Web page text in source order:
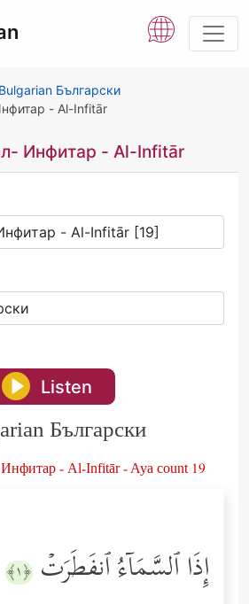
Bulgarian Български
- Al-Infitār
Инфитар - Al-Infitār
Listen
Български
Инфитар - Al-Infitār - Aya count 19
إِذَا ٱلسَّمَاۤءُ ٱنفَطَرَتۡ ﴿١﴾